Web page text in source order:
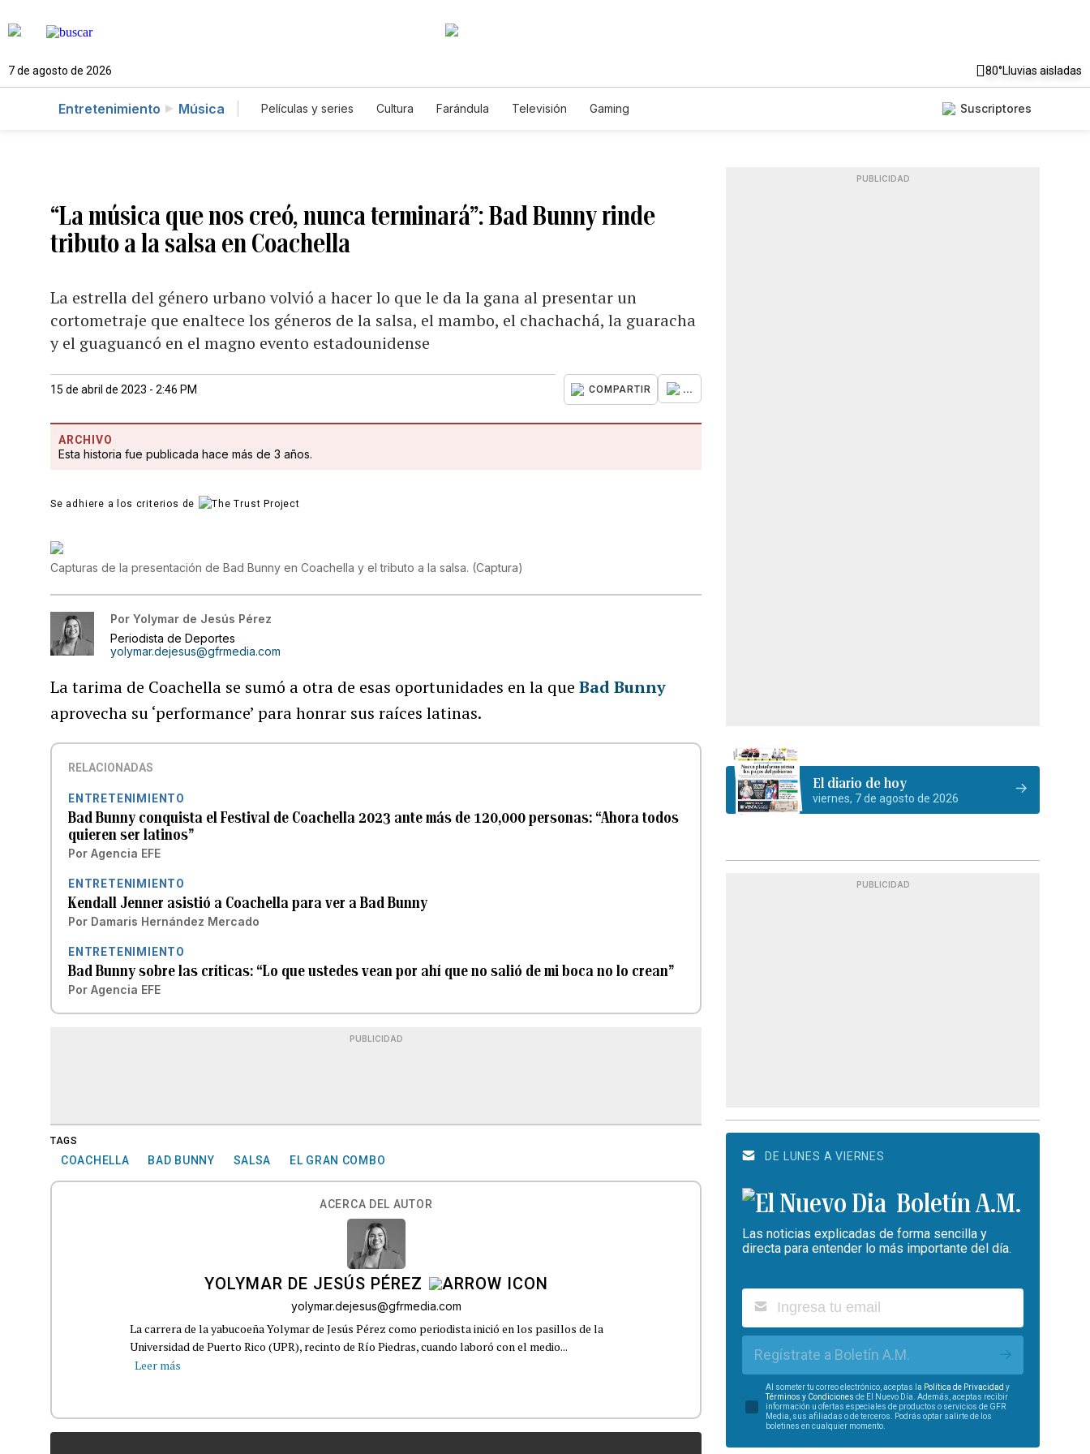
7 de agosto de 2026 80°Lluvias aisladas
Entretenimiento Música Películas y series Cultura Farándula Televisión Gaming Suscriptores
“La música que nos creó, nunca terminará”: Bad Bunny rinde
tributo a la salsa en Coachella
La estrella del género urbano volvió a hacer lo que le da la gana al presentar un
cortometraje que enaltece los géneros de la salsa, el mambo, el chachachá, la guaracha
y el guaguancó en el magno evento estadounidense
15 de abril de 2023 - 2:46 PM COMPARTIR ...
ARCHIVO
Esta historia fue publicada hace más de 3 años.
Se adhiere a los criterios de
Capturas de la presentación de Bad Bunny en Coachella y el tributo a la salsa. (Captura)
Por Yolymar de Jesús Pérez
Periodista de Deportes
yolymar.dejesus@gfrmedia.com
La tarima de Coachella se sumó a otra de esas oportunidades en la queBad Bunny
aprovecha su ‘performance’ para honrar sus raíces latinas.
RELACIONADAS
ENTRETENIMIENTO
Bad Bunny conquista el Festival de Coachella 2023 ante más de 120,000 personas: “Ahora todos
quieren ser latinos”
Por Agencia EFE
ENTRETENIMIENTO
Kendall Jenner asistió a Coachella para ver a Bad Bunny
Por Damaris Hernández Mercado
ENTRETENIMIENTO
Bad Bunny sobre las críticas: “Lo que ustedes vean por ahí que no salió de mi boca no lo crean”
Por Agencia EFE
PUBLICIDAD
TAGS
COACHELLA BAD BUNNY SALSA EL GRAN COMBO
ACERCA DEL AUTOR
YOLYMAR DE JESÚS PÉREZ
yolymar.dejesus@gfrmedia.com
La carrera de la yabucoeña Yolymar de Jesús Pérez como periodista inició en los pasillos de la
Universidad de Puerto Rico (UPR), recinto de Río Piedras, cuando laboró con el medio...
Leer más
PUBLICIDAD
El diario de hoy
viernes, 7 de agosto de 2026
PUBLICIDAD
DE LUNES A VIERNES
Boletín A.M.
Las noticias explicadas de forma sencilla y
directa para entender lo más importante del día.
Regístrate a Boletín A.M.
Al someter tu correo electrónico, aceptas la Política de Privacidad y
Términos y Condiciones de El Nuevo Día. Además, aceptas recibir
información u ofertas especiales de productos o servicios de GFR
Media, sus afiliadas o de terceros. Podrás optar salirte de los
boletines en cualquier momento.